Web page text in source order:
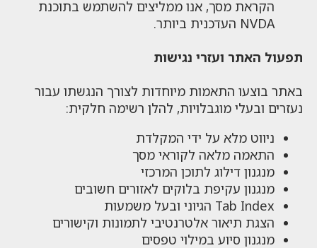
הקראת מסך, אנו ממליצים להשתמש בתוכנת
NVDA העדכנית ביותר.
תפעול האתר ועזרי נגישות
באתר בוצעו התאמות מיוחדות לצורך הנגשתו עבור
נעזרים ובעלי מוגבלויות, להלן רשימה חלקית:
ניווט מלא על ידי המקלדת
התאמה מלאה לקוראי מסך
מנגנון דילוג לתוכן המרכזי
מנגנון עקיפת בלוקים לאזורים חשובים
Tab Index הגיוני ובעל משמעות
הצגת תיאור אלטרנטיבי לתמונות וקישורים
מנגנון סיוע במילוי טפסים